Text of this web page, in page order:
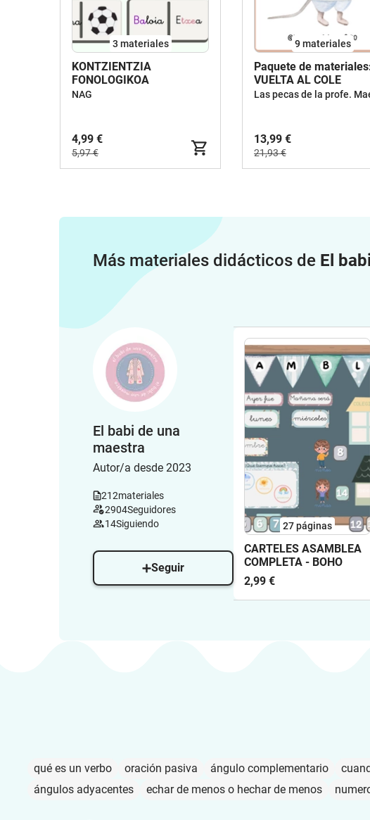
3 materiales
KONTZIENTZIA
FONOLOGIKOA
NAG
4,99 €
5,97 €
9 materiales
Paquete de
VUELTA AL COLE
13,99 €
21,93 €
Más materiales didácticos de El
El babi de una
maestra
Autor/a desde 2023
212materiales
2904Seguidores
14Siguiendo
Seguir
27páginas
CARTELES ASAMBLEA
COMPLETA - BOHO
2,99 €
qué es un verbo oración pasiva ángulo complementario
ángulos adyacentes
echar de menos o hechar de menos